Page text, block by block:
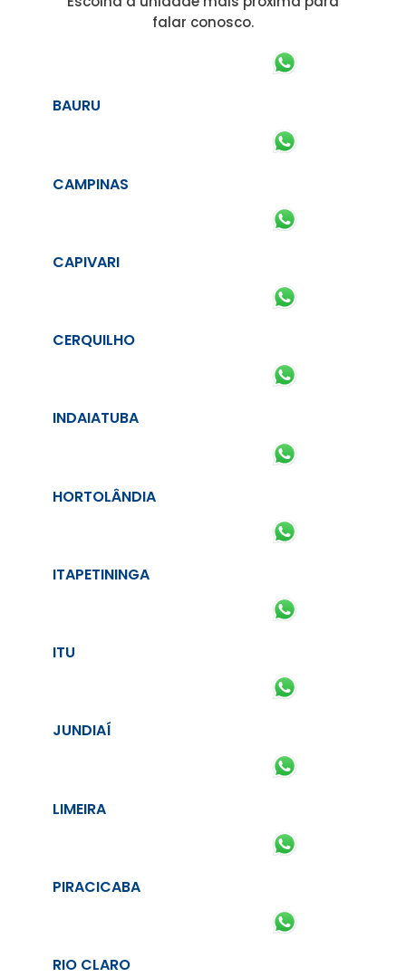
falar conosco.
BAURU
CAMPINAS
CAPIVARI
CERQUILHO
INDAIATUBA
HORTOLÂNDIA
ITAPETININGA
ITU
JUNDIAÍ
LIMEIRA
PIRACICABA
RIO CLARO